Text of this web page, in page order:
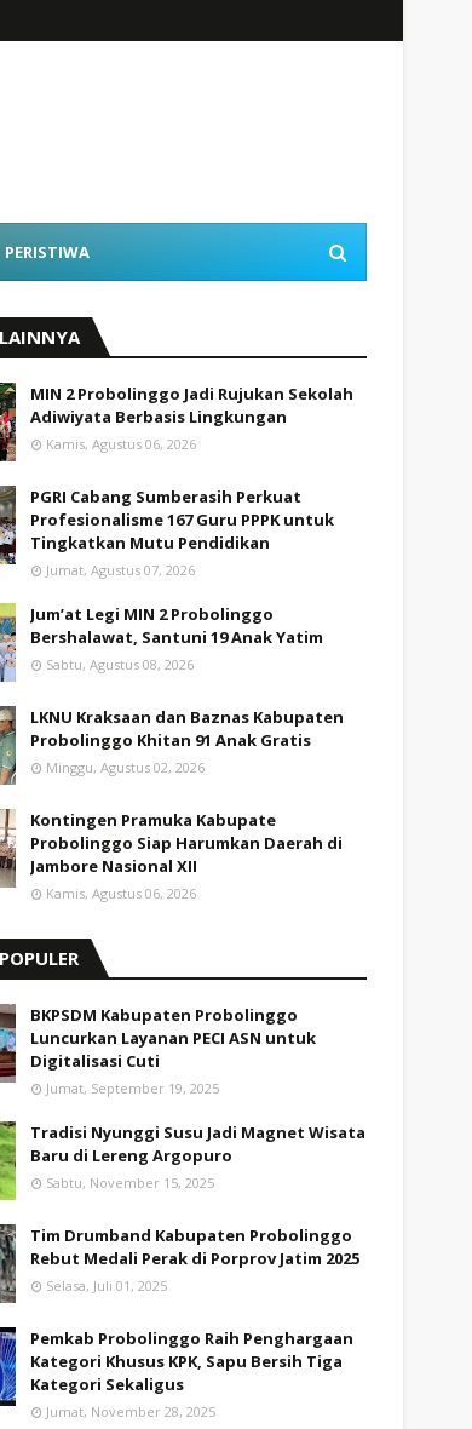
PERISTIWA
MIN 2 Probolinggo Jadi Rujukan Sekolah
Adiwiyata Berbasis Lingkungan
Kamis, Agustus 06, 2026
PGRI Cabang Sumberasih Perkuat
Profesionalisme 167 Guru PPPK untuk
Tingkatkan Mutu Pendidikan
Jumat, Agustus 07, 2026
Jum’at Legi MIN 2 Probolinggo
Bershalawat, Santuni 19 Anak Yatim
Sabtu, Agustus 08, 2026
LKNU Kraksaan dan Baznas Kabupaten
Probolinggo Khitan 91 Anak Gratis
Minggu, Agustus 02, 2026
Kontingen Pramuka Kabupate
Probolinggo Siap Harumkan Daerah di
Jambore Nasional XII
Kamis, Agustus 06, 2026
BKPSDM Kabupaten Probolinggo
Luncurkan Layanan PECI ASN untuk
Digitalisasi Cuti
Jumat, September 19, 2025
Tradisi Nyunggi Susu Jadi Magnet Wisata
Baru di Lereng Argopuro
Sabtu, November 15, 2025
Tim Drumband Kabupaten Probolinggo
Rebut Medali Perak di Porprov Jatim 2025
Selasa, Juli 01, 2025
Pemkab Probolinggo Raih Penghargaan
Kategori Khusus KPK, Sapu Bersih Tiga
Kategori Sekaligus
Jumat, November 28, 2025